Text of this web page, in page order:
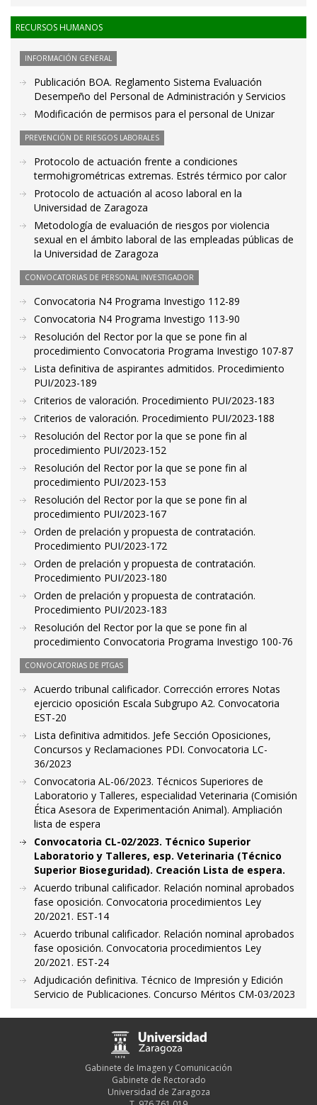
RECURSOS HUMANOS
INFORMACIÓN GENERAL
Publicación BOA. Reglamento Sistema Evaluación
Desempeño del Personal de Administración y Servicios
Modificación de permisos para el personal de Unizar
PREVENCIÓN DE RIESGOS LABORALES
Protocolo de actuación frente a condiciones
termohigrométricas extremas. Estrés térmico por calor
Protocolo de actuación al acoso laboral en la
Universidad de Zaragoza
Metodología de evaluación de riesgos por violencia
sexual en el ámbito laboral de las empleadas públicas de
la Universidad de Zaragoza
CONVOCATORIAS DE PERSONAL INVESTIGADOR
Convocatoria N4 Programa Investigo 112-89
Convocatoria N4 Programa Investigo 113-90
Resolución del Rector por la que se pone fin al
procedimiento Convocatoria Programa Investigo 107-87
Lista definitiva de aspirantes admitidos. Procedimiento
PUI/2023-189
Criterios de valoración. Procedimiento PUI/2023-183
Criterios de valoración. Procedimiento PUI/2023-188
Resolución del Rector por la que se pone fin al
procedimiento PUI/2023-152
Resolución del Rector por la que se pone fin al
procedimiento PUI/2023-153
Resolución del Rector por la que se pone fin al
procedimiento PUI/2023-167
Orden de prelación y propuesta de contratación.
Procedimiento PUI/2023-172
Orden de prelación y propuesta de contratación.
Procedimiento PUI/2023-180
Orden de prelación y propuesta de contratación.
Procedimiento PUI/2023-183
Resolución del Rector por la que se pone fin al
procedimiento Convocatoria Programa Investigo 100-76
CONVOCATORIAS DE PTGAS
Acuerdo tribunal calificador. Corrección errores Notas
ejercicio oposición Escala Subgrupo A2. Convocatoria
EST-20
Lista definitiva admitidos. Jefe Sección Oposiciones,
Concursos y Reclamaciones PDI. Convocatoria LC-
36/2023
Convocatoria AL-06/2023. Técnicos Superiores de
Laboratorio y Talleres, especialidad Veterinaria (Comisión
Ética Asesora de Experimentación Animal). Ampliación
lista de espera
Convocatoria CL-02/2023. Técnico Superior
Laboratorio y Talleres, esp. Veterinaria (Técnico
Superior Bioseguridad). Creación Lista de espera.
Acuerdo tribunal calificador. Relación nominal aprobados
fase oposición. Convocatoria procedimientos Ley
20/2021. EST-14
Acuerdo tribunal calificador. Relación nominal aprobados
fase oposición. Convocatoria procedimientos Ley
20/2021. EST-24
Adjudicación definitiva. Técnico de Impresión y Edición
Servicio de Publicaciones. Concurso Méritos CM-03/2023
Gabinete de Imagen y Comunicación
Gabinete de Rectorado
Universidad de Zaragoza